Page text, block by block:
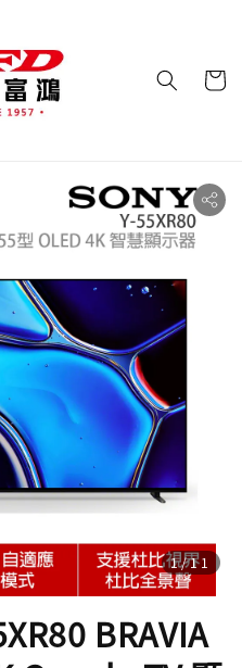
1/11
BRAVIA